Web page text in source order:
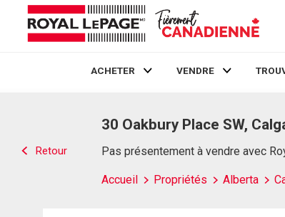
ACHETER VENDRE
Retour
30 Oakbury Place SW,
Pas présentement à vendre avec
Accueil Propriétés Alberta